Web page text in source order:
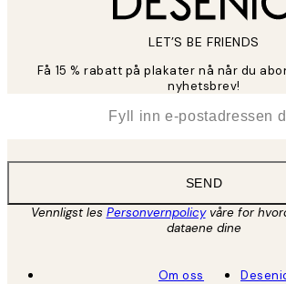
LET’S BE FRIENDS
Få 15 % rabatt på plakater nå når du
nyhetsbrev!
SEND
Vennligst les Personvernpolicyvåre for
dataene dine
Om oss